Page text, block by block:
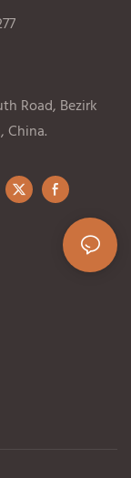
Road, Bezirk
China.